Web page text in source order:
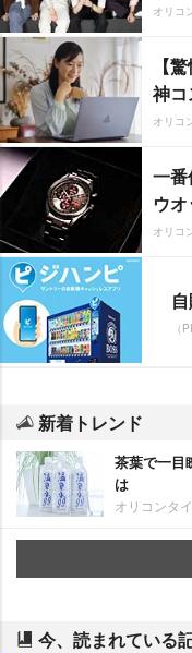
オリコ
【
神
オリコ
一
ウ
オリコ
（
新着トレンド
茶葉で一目
は
オリコンタ
今、読まれている